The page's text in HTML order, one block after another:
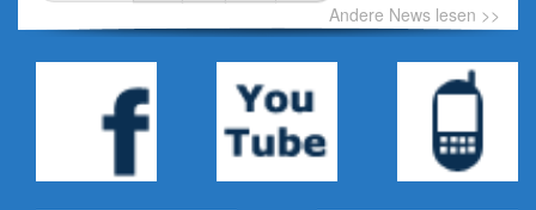
Andere News lesen >>